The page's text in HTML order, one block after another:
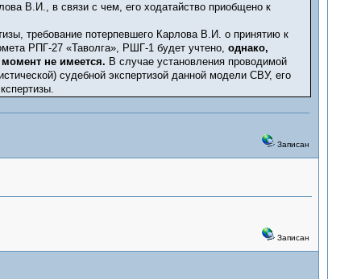
В.И., в связи с чем, его ходатайство приобщено к
требование потерпевшего Карлова В.И. о принятию к
РПГ-27 «Таволга», РШГ-1 будет учтено, однако,
не имеется. В случае установления проводимой
судебной экспертизой данной модели СВУ, его
Записан
Записан